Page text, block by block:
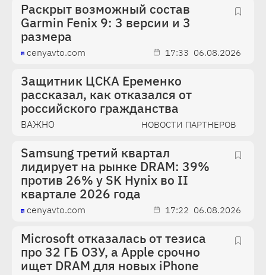
Раскрыт возможный состав
Garmin Fenix 9: 3 версии и 3
размера
cenyavto.com 17:33 06.08.2026
Защитник ЦСКА Еременко
рассказал, как отказался от
российского гражданства
ВАЖНО НОВОСТИ ПАРТНЕРОВ
Samsung третий квартал
лидирует на рынке DRAM: 39%
против 26% у SK Hynix во II
квартале 2026 года
cenyavto.com 17:22 06.08.2026
Microsoft отказалась от тезиса
про 32 ГБ ОЗУ, а Apple срочно
ищет DRAM для новых iPhone